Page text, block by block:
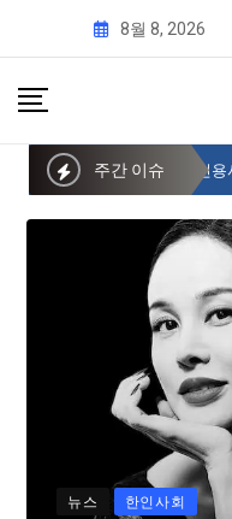
8월 8, 2026
주간 이슈
뉴스 한인사회